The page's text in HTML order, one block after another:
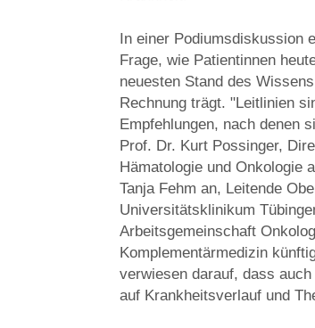
In einer Podiumsdiskussion
Frage, wie Patientinnen
neuesten Stand des
Rechnung trägt. "Leitlinien
Empfehlungen, nach denen
Prof. Dr. Kurt Possinger,
Hämatologie und Onkologie
Tanja Fehm an, Leitende
Universitätsklinikum
Arbeitsgemeinschaft
Komplementärmedizin
verwiesen darauf, dass
auf Krankheitsverlauf und